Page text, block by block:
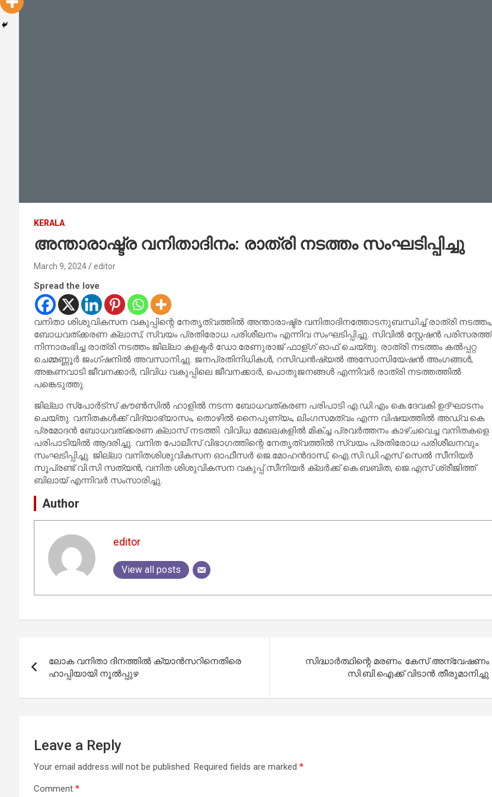
KERALA
അന്താരാഷ്ട്ര വനിതാദിനം: രാത്രി നടത്തം സംഘടിപ്പിച്ചു
March 9, 2024 editor
Spread the love
വനിതാ ശിശുവികസന വകുപ്പിന്റെ നേതൃത്വത്തില്‍ അന്താരാഷ്ട്ര വനിതാദിനത്തോടനുബന്ധിച്ച് രാത്രി നടത്തം,
ബോധവത്ക്കരണ ക്ലാസ്, സ്വയം പ്രതിരോധ പരിശീലനം എന്നിവ സംഘടിപ്പിച്ചു. സിവില്‍ സ്റ്റേഷന്‍ പരിസരത്ത്
നിന്നാരംഭിച്ച രാത്രി നടത്തം ജില്ലാ കളക്ടര്‍ ഡോ.രേണുരാജ് ഫാള്ഗ് ഓഫ് ചെയ്തു. രാത്രി നടത്തം കല്‍പ്പറ്റ
ചെമ്മണ്ണൂര്‍ ജംഗ്ഷനിൽ അവസാനിച്ചു. ജനപ്രതിനിധികള്‍, റസിഡന്‍ഷ്യല്‍ അസോസിയേഷന്‍ അംഗങ്ങള്‍,
അങ്കണവാടി ജീവനക്കാര്‍, വിവിധ വകുപ്പിലെ ജീവനക്കാര്‍, പൊതുജനങ്ങള്‍ എന്നിവര്‍ രാത്രി നടത്തത്തില്‍
പങ്കെടുത്തു.
ജില്ലാ സ്‌പോര്‍ട്‌സ് കൗണ്‍സില്‍ ഹാളില്‍ നടന്ന ബോധവത്കരണ പരിപാടി എ.ഡി.എം കെ.ദേവകി ഉദ്ഘാടനം
ചെയ്തു. വനിതകള്‍ക്ക് വിദ്യാഭ്യാസം, തൊഴില്‍ നൈപുണ്യം, ലിംഗസമത്വം എന്ന വിഷയത്തില്‍ അഡ്വ.കെ
പ്രമോദന്‍ ബോധവത്ക്കരണ ക്ലാസ് നടത്തി. വിവിധ മേഖലകളില്‍ മിക്ച്ച പ്രവര്‍ത്തനം കാഴ്ചവെച്ച വനിതകളെ
പരിപാടിയില്‍ ആദരിച്ചു. വനിത പോലീസ് വിഭാഗത്തിന്റെ നേതൃത്വത്തില്‍ സ്വയം പ്രതിരോധ പരിശീലനവും
സംഘടിപ്പിച്ചു. ജില്ലാ വനിതശിശുവികസന ഓഫീസര്‍ ജെ.മോഹന്‍ദാസ്, ഐ.സി.ഡി.എസ് സെല്‍ സീനിയര്‍
സൂപ്രണ്ട് വി.സി സത്യന്‍, വനിത ശിശുവികസന വകുപ്പ് സീനിയര്‍ ക്ലര്‍ക്ക് കെ.ബബിത, ജെ.എസ് ശ്രീജിത്ത്
ബിലായ് എന്നിവര്‍ സംസാരിച്ചു.
Author
editor
View all posts
navigation
ലോക വനിതാ ദിനത്തിൽ ക്യാൻസറിനെതിരെ
ഹാപ്പിയായി നൂൽപ്പുഴ
സിദ്ധാർത്ഥിന്റെ മരണം: കേസ് അന്വേഷണം
സി.ബി.ഐക്ക് വിടാൻ തീരുമാനിച്ചു
Leave a Reply
Your email address will not be published. Required fields are marked *
Comment *